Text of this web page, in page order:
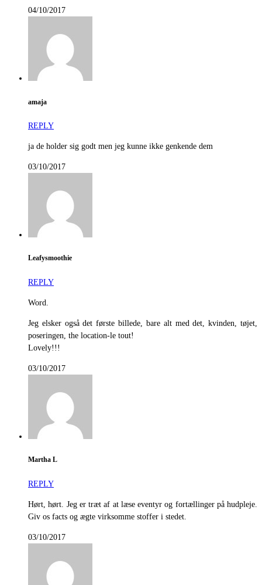
04/10/2017
amaja
REPLY
ja de holder sig godt men jeg kunne ikke genkende dem
03/10/2017
Leafysmoothie
REPLY
Word.
Jeg elsker også det første billede, bare alt med det, kvinden, tøjet,
poseringen, the location-le tout!
Lovely!!!
03/10/2017
Martha L
REPLY
Hørt, hørt. Jeg er træt af at læse eventyr og fortællinger på hudpleje.
Giv os facts og ægte virksomme stoffer i stedet.
03/10/2017